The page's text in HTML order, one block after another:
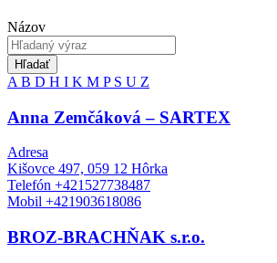
Názov
Hľadať
A B D H I K M P S U Z
Anna Zemčáková – SARTEX
Adresa
Kišovce 497, 059 12 Hôrka
Telefón +421527738487
Mobil +421903618086
BROZ-BRACHŇAK s.r.o.